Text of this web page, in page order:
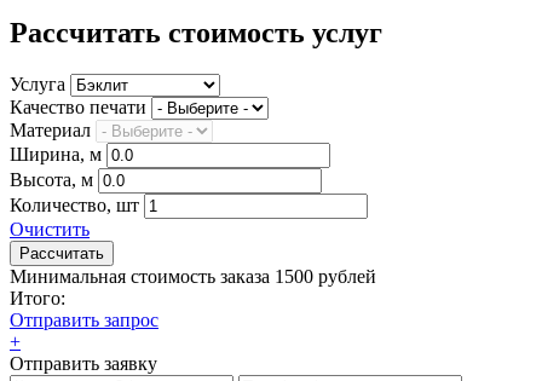
Рассчитать стоимость услуг
Услуга
Качество печати
Материал
Ширина, м
Высота, м
Количество, шт
Очистить
Минимальная стоимость заказа 1500 рублей
Итого:
Отправить запрос
+
Отправить заявку